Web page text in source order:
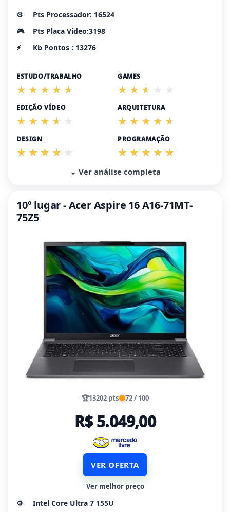
⚙️
Pts Processador: 16524
🎮
Pts Placa Vídeo:3198
⚡
Kb Pontos : 13276
ESTUDO/TRABALHO GAMES
EDIÇÃO VÍDEO ARQUITETURA
DESIGN PROGRAMAÇÃO
⌄ Ver análise completa
10º lugar - Acer Aspire 16 A16-71MT-
75Z5
🏆13202 pts 72 / 100
R$ 5.049,00
VER OFERTA
Ver melhor preço
⚙️
Intel Core Ultra 7 155U